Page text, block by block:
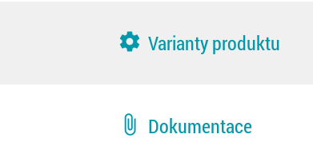
settings Varianty produktu
attach_file Dokumentace